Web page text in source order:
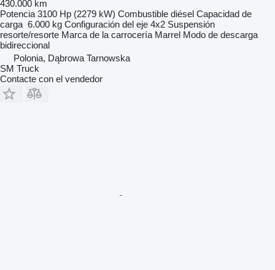
430.000 km
Potencia 3100 Hp (2279 kW) Combustible diésel Capacidad de
carga 6.000 kg Configuración del eje 4x2 Suspensión
resorte/resorte Marca de la carrocería Marrel Modo de descarga
bidireccional
Polonia, Dąbrowa Tarnowska
SM Truck
Contacte con el vendedor